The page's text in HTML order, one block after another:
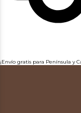
¡Envío gratis para Península y